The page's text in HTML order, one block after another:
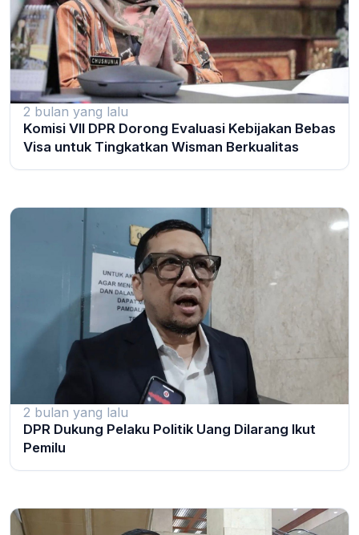
2 bulan yang lalu
Komisi VII DPR Dorong Evaluasi Kebijakan Bebas
Visa untuk Tingkatkan Wisman Berkualitas
2 bulan yang lalu
DPR Dukung Pelaku Politik Uang Dilarang Ikut
Pemilu